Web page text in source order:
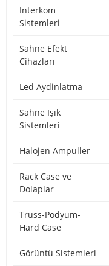
Interkom
Sistemleri
Sahne Efekt
Cihazları
Led Aydinlatma
Sahne Işık
Sistemleri
Halojen Ampuller
Rack Case ve
Dolaplar
Truss-Podyum-
Hard Case
Görüntü Sistemleri